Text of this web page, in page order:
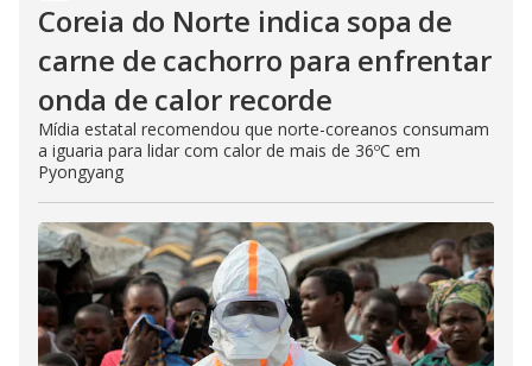
Coreia do Norte indica sopa de
carne de cachorro para enfrentar
onda de calor recorde
Mídia estatal recomendou que norte-coreanos consumam
a iguaria para lidar com calor de mais de 36ºC em
Pyongyang